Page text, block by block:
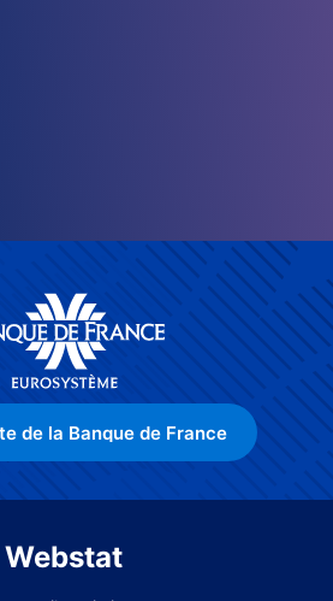
de la Banque de France
Webstat